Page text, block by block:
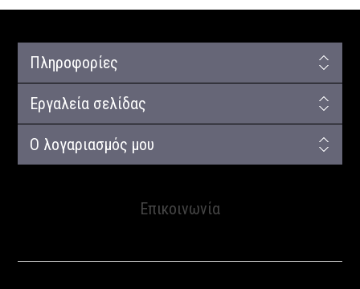
Πληροφορίες
Εργαλεία σελίδας
Ο λογαριασμός μου
Επικοινωνία